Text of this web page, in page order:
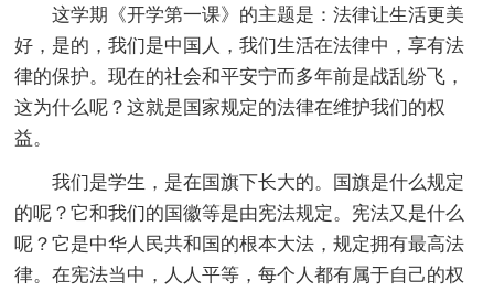
这学期《开学第一课》的主题是：法律让生活更美
好，是的，我们是中国人，我们生活在法律中，享有法
律的保护。现在的社会和平安宁而多年前是战乱纷飞，
这为什么呢？这就是国家规定的法律在维护我们的权
益。
我们是学生，是在国旗下长大的。国旗是什么规定
的呢？它和我们的国徽等是由宪法规定。宪法又是什么
呢？它是中华人民共和国的根本大法，规定拥有最高法
律。在宪法当中，人人平等，每个人都有属于自己的权